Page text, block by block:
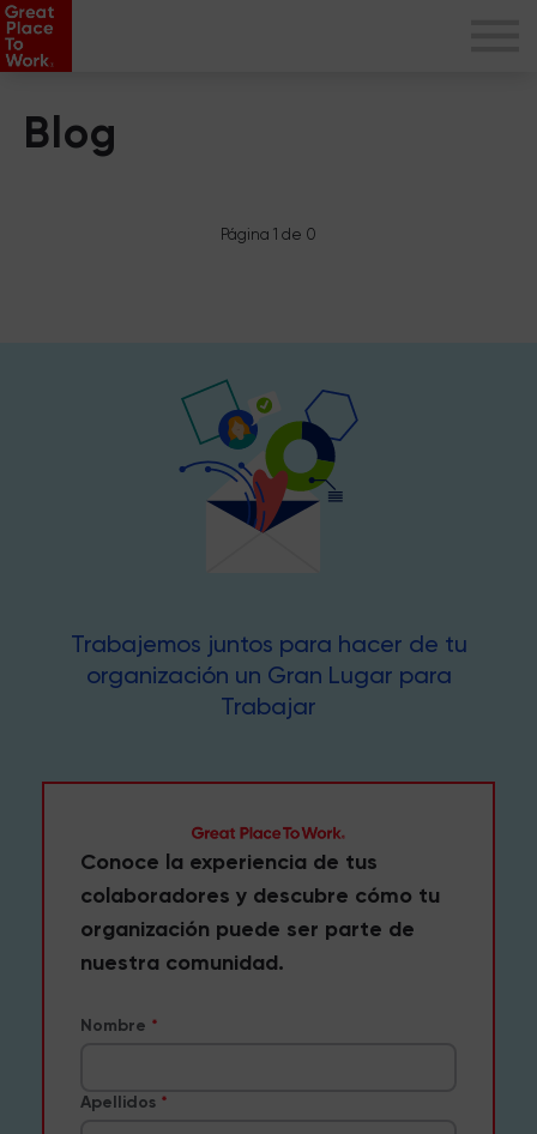
Blog
Página 1 de 0
Trabajemos juntos para hacer de tu
organización un Gran Lugar para
Trabajar
Conoce la experiencia de tus
colaboradores y descubre cómo tu
organización puede ser parte de
nuestra comunidad.
Nombre
Apellidos